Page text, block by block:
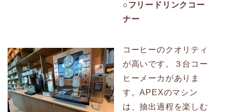
○フリードリンクコー
ナー
コーヒーのクオリティ
が高いです。３台コー
ヒーメーカがありま
す。APEXのマシン
は、抽出過程を楽しむ